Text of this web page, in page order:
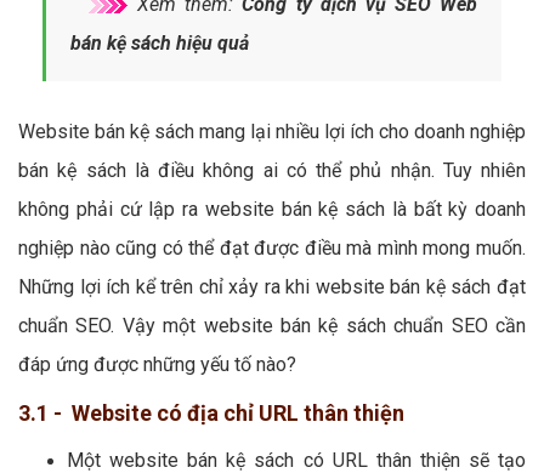
bán kệ sách hiệu quả
Website bán kệ sách mang lại nhiều lợi ích cho doanh nghiệp
bán kệ sách là điều không ai có thể phủ nhận. Tuy nhiên
không phải cứ lập ra website bán kệ sách là bất kỳ doanh
nghiệp nào cũng có thể đạt được điều mà mình mong muốn.
Những lợi ích kể trên chỉ xảy ra khi website bán kệ sách đạt
chuẩn SEO. Vậy một website bán kệ sách chuẩn SEO cần
đáp ứng được những yếu tố nào?
3.1 - Website có địa chỉ URL thân thiện
Một website bán kệ sách có URL thân thiện sẽ tạo